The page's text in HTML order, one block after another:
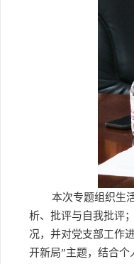
本次专题组织生
析、批评与自我批评
况，并对党支部工作
开新局”主题，结合